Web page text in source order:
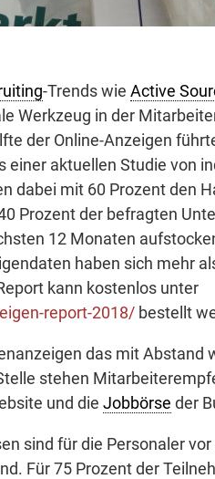
-Trends wie Active
Werkzeug in der
der Online-Anzeigen
einer aktuellen Studie von
dabei mit 60 Prozent den
Prozent der befragten
12 Monaten
haben sich mehr
kann kostenlos unter
report-2018/ bestellt
das mit Abstand
stehen
und die Jobbörse der
sind für die Personaler
Für 75 Prozent der